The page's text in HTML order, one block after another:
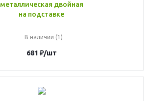
металлическая двойная
на подставке
В наличии (1)
681 ₽/шт